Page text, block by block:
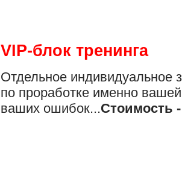
VIP-блок тренинга
Отдельное индивидуальное
по проработке именно
ваших ошибок...Стоимость